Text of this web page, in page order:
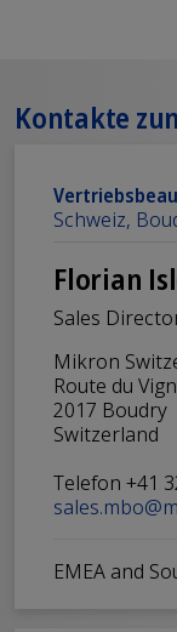
Kontakte
Schweiz,
Florian
Sales
Mikron
Route du
2017 Boudry
Switzerland
Telefon +41
EMEA and